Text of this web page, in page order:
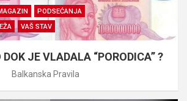
PODSEĆANJA
VAŠ STAV
JE VLADALA “PORODICA” ?
Balkanska Pravila